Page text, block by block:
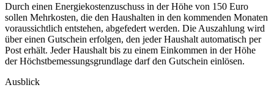
Durch einen Energiekostenzuschuss in der Höhe von 150 Euro
sollen Mehrkosten, die den Haushalten in den kommenden Monaten
voraussichtlich entstehen, abgefedert werden. Die Auszahlung wird
über einen Gutschein erfolgen, den jeder Haushalt automatisch per
Post erhält. Jeder Haushalt bis zu einem Einkommen in der Höhe
der Höchstbemessungsgrundlage darf den Gutschein einlösen.
Ausblick